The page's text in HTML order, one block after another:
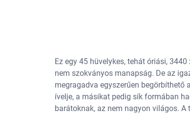
Ez egy 45 hüvelykes, tehát óriási,
nem szokványos manapság. De az
megragadva egyszerűen begörbíthető
ívelje, a másikat pedig sík formában
barátoknak, az nem nagyon világos.